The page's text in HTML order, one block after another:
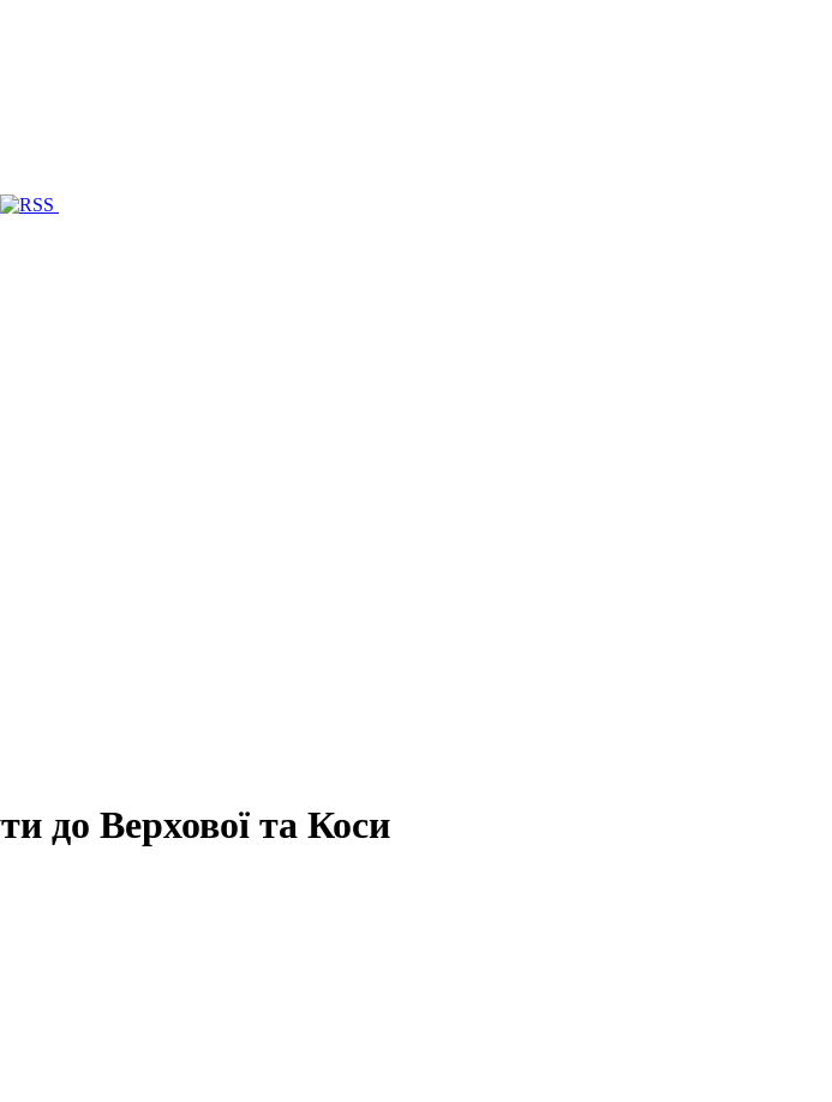
до Верхової та Коси